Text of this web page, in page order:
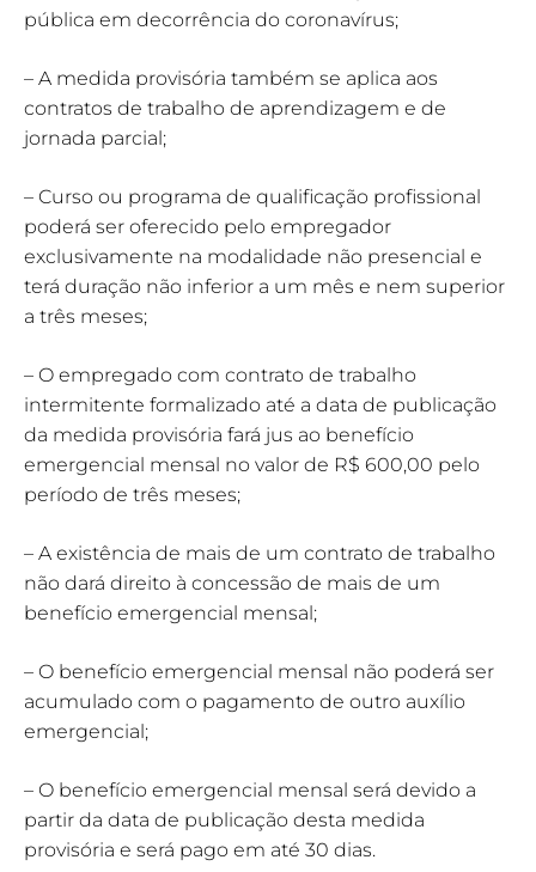
pública em decorrência do coronavírus;
– A medida provisória também se aplica aos
contratos de trabalho de aprendizagem e de
jornada parcial;
– Curso ou programa de qualificação profissional
poderá ser oferecido pelo empregador
exclusivamente na modalidade não presencial e
terá duração não inferior a um mês e nem superior
a três meses;
– O empregado com contrato de trabalho
intermitente formalizado até a data de publicação
da medida provisória fará jus ao benefício
emergencial mensal no valor de R$ 600,00 pelo
período de três meses;
– A existência de mais de um contrato de trabalho
não dará direito à concessão de mais de um
benefício emergencial mensal;
– O benefício emergencial mensal não poderá ser
acumulado com o pagamento de outro auxílio
emergencial;
– O benefício emergencial mensal será devido a
partir da data de publicação desta medida
provisória e será pago em até 30 dias.